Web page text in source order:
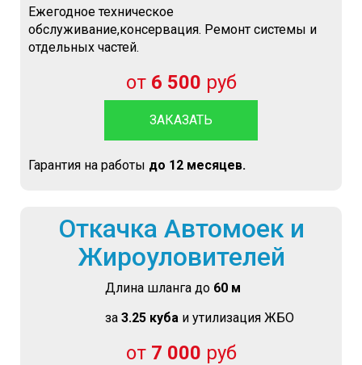
Ежегодное техническое
обслуживание,консервация. Ремонт системы и
отдельных частей.
от 6 500 руб
ЗАКАЗАТЬ
Гарантия на работы до 12 месяцев.
Откачка Автомоек и
Жироуловителей
Длина шланга до 60 м
за 3.25 кубаи утилизация ЖБО
от 7 000 руб